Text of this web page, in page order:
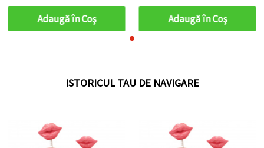
Adaugă în Coş Adaugă în Coş
ISTORICUL TAU DE NAVIGARE